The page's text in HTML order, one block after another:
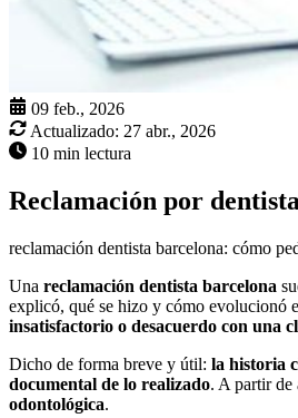
09 feb., 2026
Actualizado: 27 abr., 2026
10 min lectura
Reclamación por
reclamación dentista barcelona: cómo
Una reclamación dentista barcelona
explicó, qué se hizo y cómo evolucionó
insatisfactorio o desacuerdo con una
Dicho de forma breve y útil: la historia
documental de lo realizado. A partir de
odontológica.